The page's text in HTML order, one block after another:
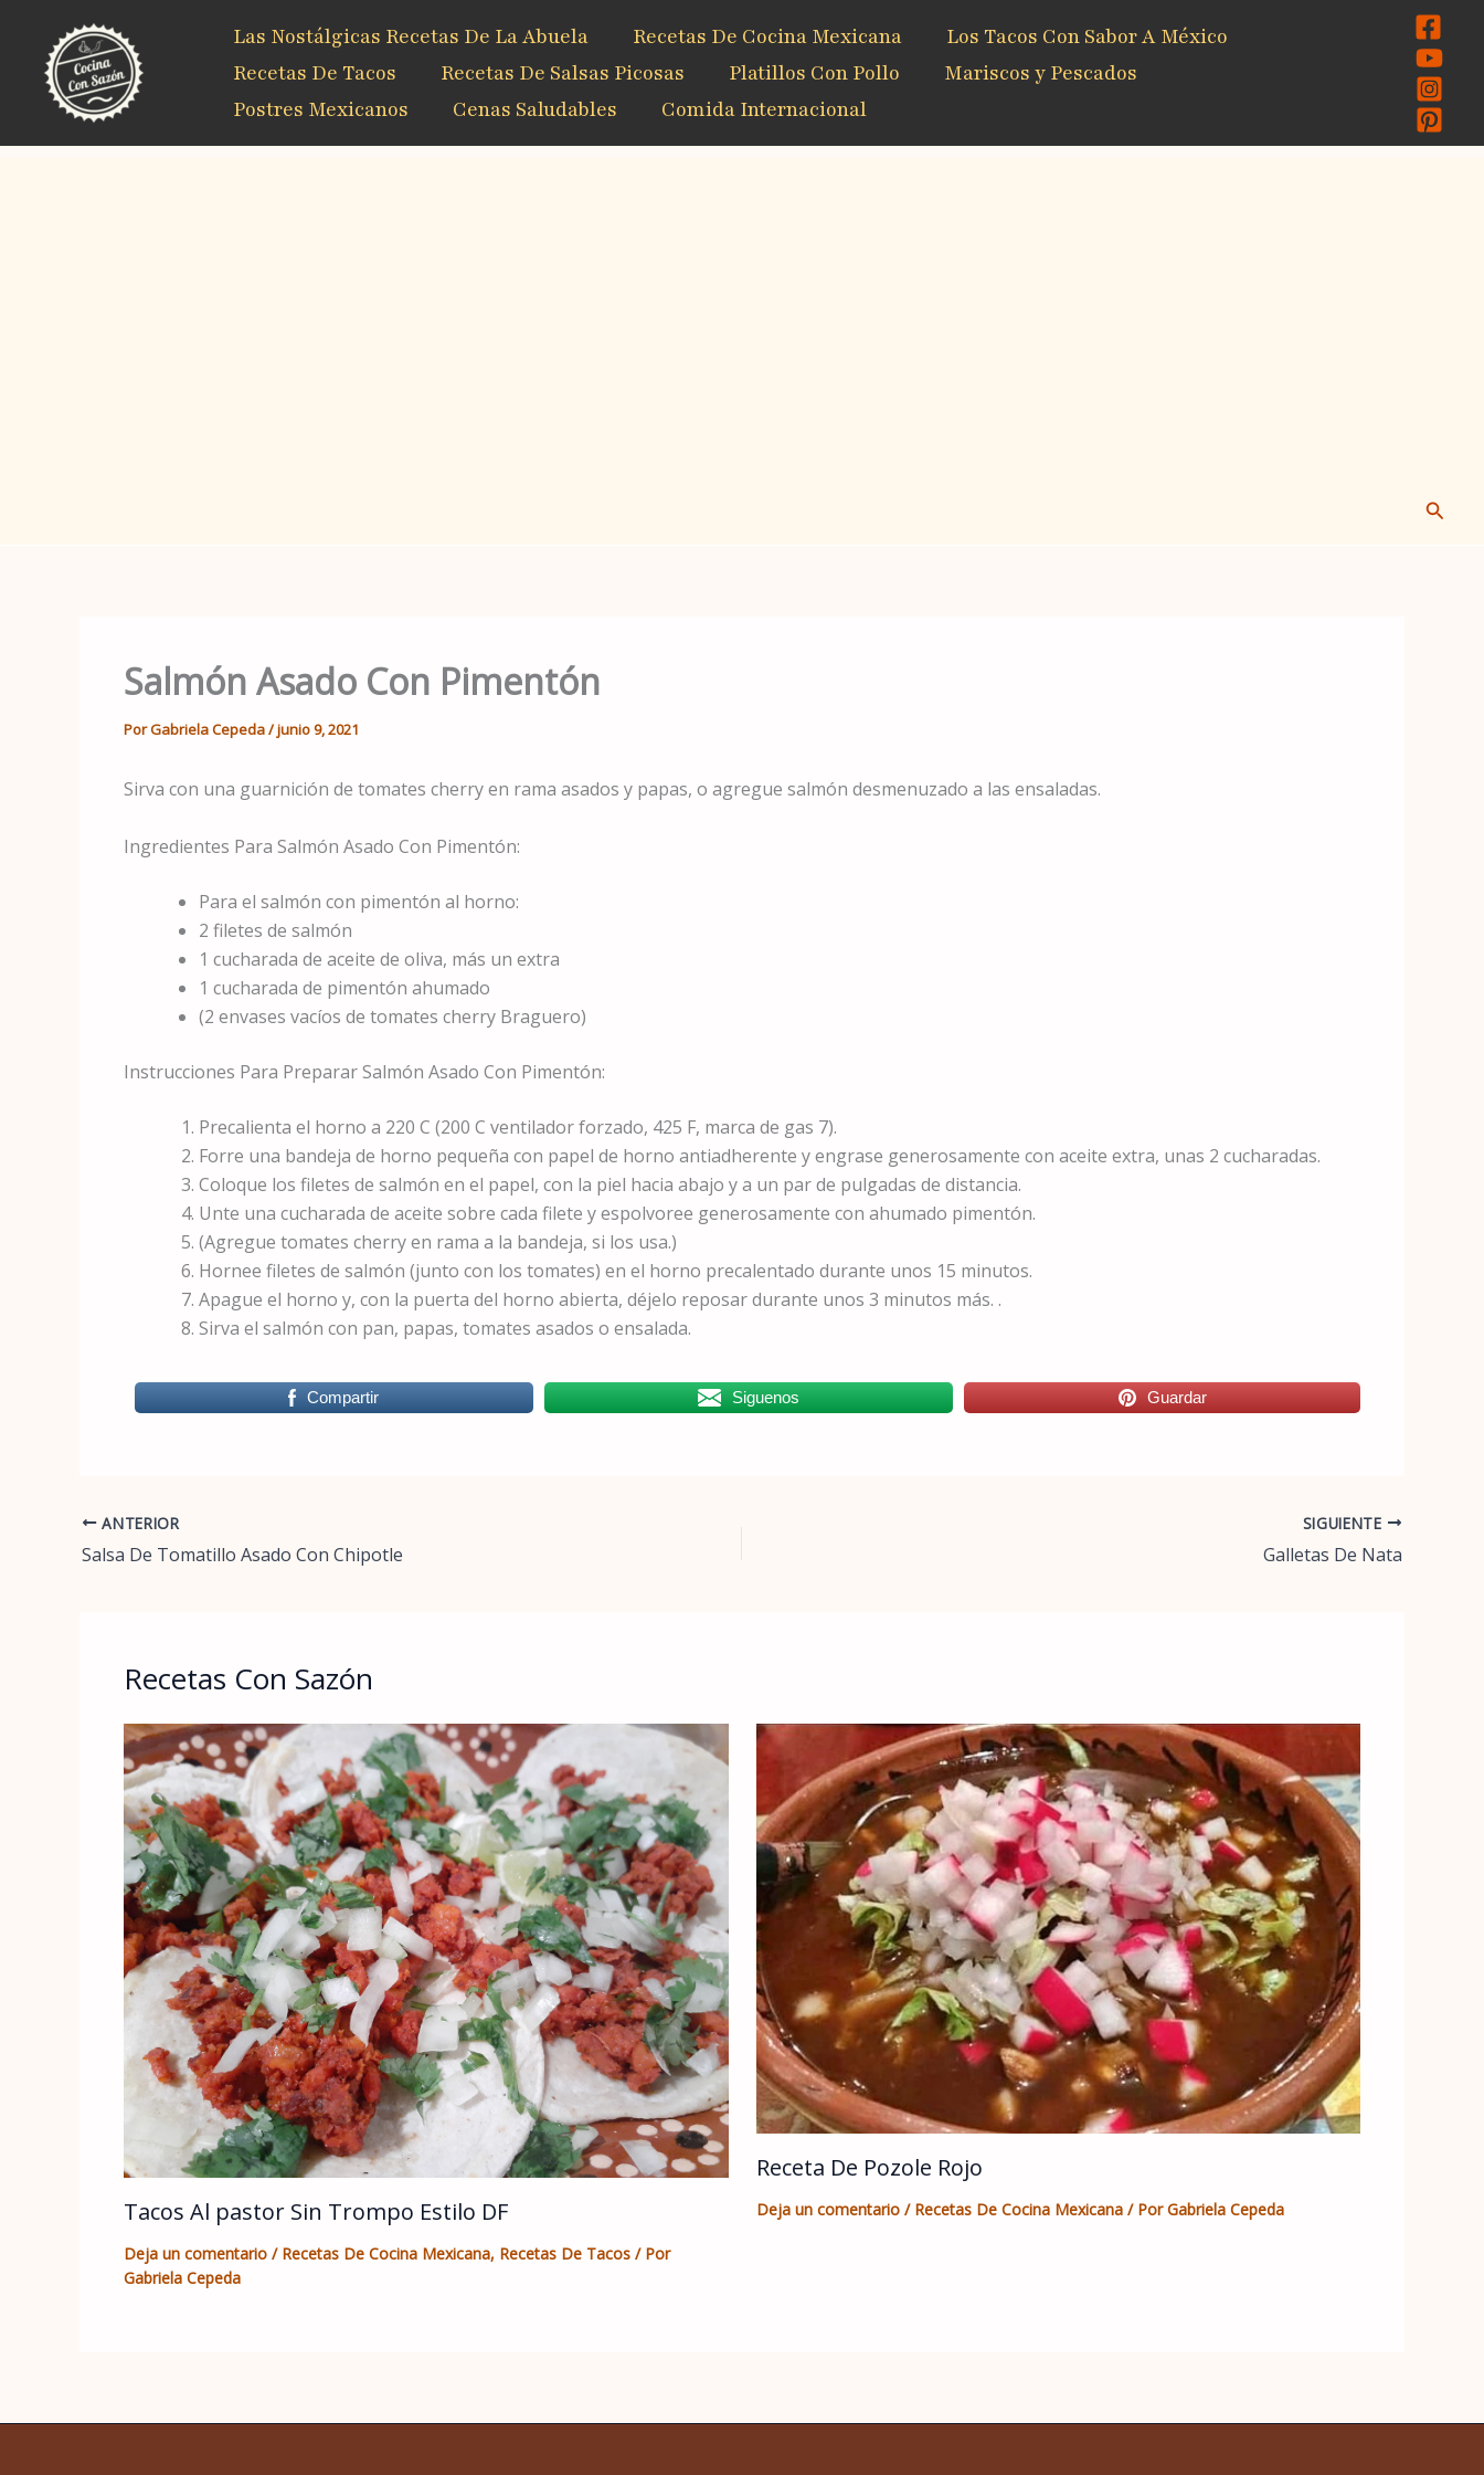
contenido
Las Nostálgicas Recetas De La Abuela Recetas De Cocina Mexicana
Los Tacos Con Sabor A México
Recetas De Tacos
Recetas De Salsas Picosas Platillos Con Pollo
Mariscos y Pescados
Postres Mexicanos
Cenas Saludables Comida Internacional
Salmón Asado Con Pimentón
PorGabriela Cepeda/junio 9, 2021
Sirva con una guarnición de tomates cherry en rama asados ​​y papas, o agregue salmón desmenuzado a las ensaladas.
Ingredientes Para Salmón Asado Con Pimentón:
Para el salmón con pimentón al horno:
2 filetes de salmón
1 cucharada de aceite de oliva, más un extra
1 cucharada de pimentón ahumado
(2 envases vacíos de tomates cherry Braguero)
Instrucciones Para Preparar Salmón Asado Con Pimentón:
Precalienta el horno a 220 C (200 C ventilador forzado, 425 F, marca de gas 7).
Forre una bandeja de horno pequeña con papel de horno antiadherente y engrase generosamente con aceite extra, unas 2 cucharadas.
Coloque los filetes de salmón en el papel, con la piel hacia abajo y a un par de pulgadas de distancia.
Unte una cucharada de aceite sobre cada filete y espolvoree generosamente con ahumado pimentón.
(Agregue tomates cherry en rama a la bandeja, si los usa.)
Hornee filetes de salmón (junto con los tomates) en el horno precalentado durante unos 15 minutos.
Apague el horno y, con la puerta del horno abierta, déjelo reposar durante unos 3 minutos más. .
Sirva el salmón con pan, papas, tomates asados ​​o ensalada.
Compartir Siguenos Guardar
ANTERIOR
Salsa De Tomatillo Asado Con Chipotle
SIGUIENTE
Galletas De Nata
Recetas Con Sazón
Tacos Al pastor Sin Trompo Estilo DF
Deja un comentario / Recetas De Cocina Mexicana, Recetas De Tacos / Por
Gabriela Cepeda
Receta De Pozole Rojo
Deja un comentario / Recetas De Cocina Mexicana/ PorGabriela Cepeda